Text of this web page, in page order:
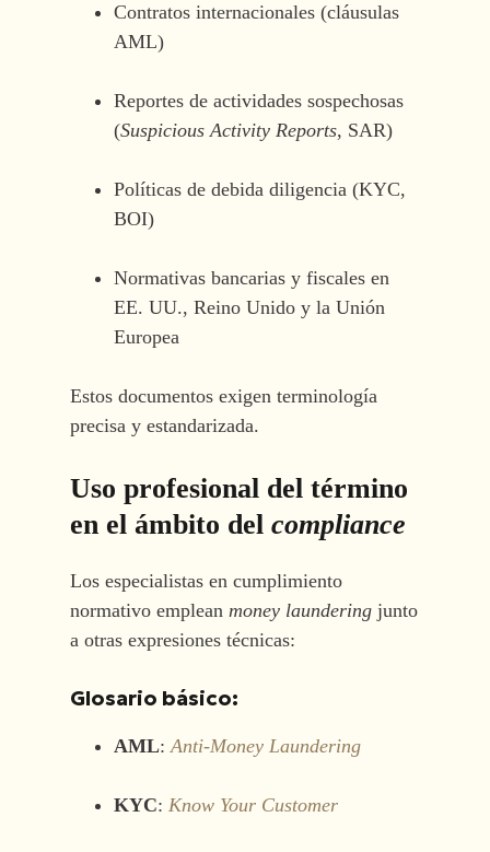
Contratos internacionales (cláusulas
AML)
Reportes de actividades sospechosas
(Suspicious Activity Reports, SAR)
Políticas de debida diligencia (KYC,
BOI)
Normativas bancarias y fiscales en
EE. UU., Reino Unido y la Unión
Europea
Estos documentos exigen terminología
precisa y estandarizada.
Uso profesional del término
en el ámbito del compliance
Los especialistas en cumplimiento
normativo emplean money launderingjunto
a otras expresiones técnicas:
Glosario básico:
AML: Anti-Money Laundering
KYC: Know Your Customer